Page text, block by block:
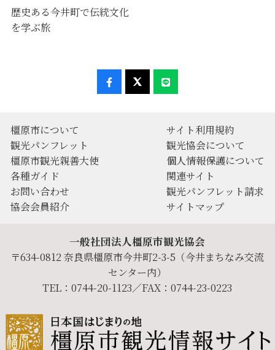
歴史ある今井町で伝統文化
を学ぶ旅
橿原市について
観光パンフレット
橿原市観光親善大使
各種ガイド
お問い合わせ
協会会員紹介
サイト利用規約
観光協会について
個人情報保護について
関連サイト
観光パンフレット請求
サイトマップ
一般社団法人橿原市観光協会
〒634-0812 奈良県橿原市今井町2-3-5（今井まちなみ交流
センター内）
TEL：0744-20-1123／FAX：0744-23-0223